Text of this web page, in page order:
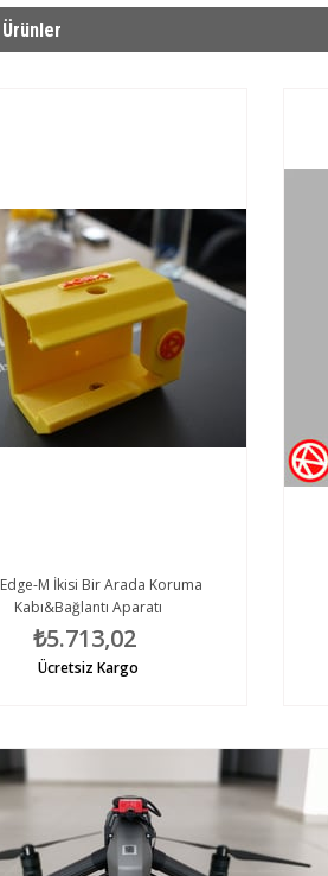
M İkisi Bir Arada Koruma
Kabı&Bağlantı Aparatı
₺5.713,02
Ücretsiz Kargo